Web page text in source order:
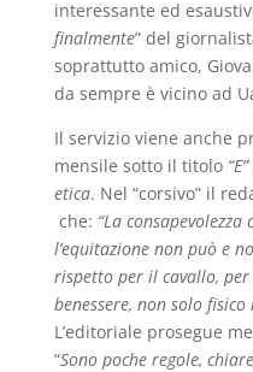
interessante ed
finalmente” del
soprattutto amico,
da sempre è vicino ad
Il servizio viene anche
mensile sotto il titolo
etica. Nel “corsivo” il
che: “La
l’equitazione non può e
rispetto per il cavallo,
benessere, non solo fisico
L’editoriale prosegue
“Sono poche regole,